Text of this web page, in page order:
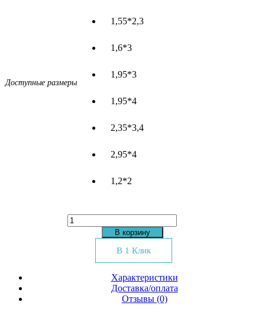
Доступные размеры
1,55*2,3
1,6*3
1,95*3
1,95*4
2,35*3,4
2,95*4
1,2*2
Количество
товара
В корзину
В 1 Клик
Характеристики
Доставка/оплата
Отзывы (0)